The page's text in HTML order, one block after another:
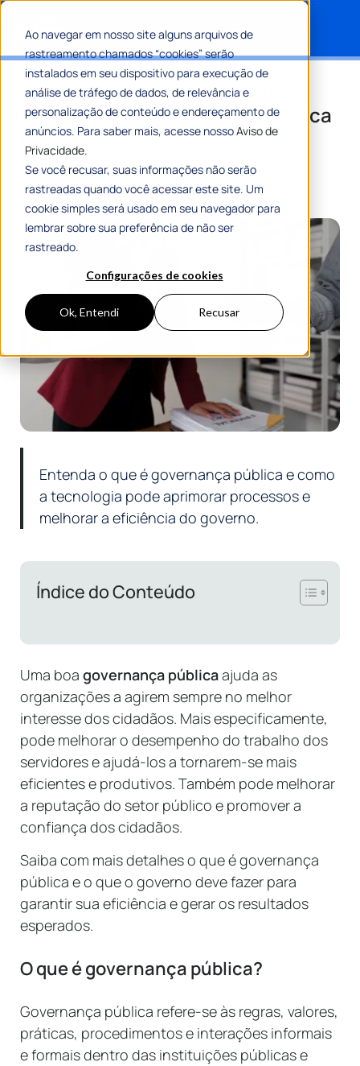
Ao navegar em nosso site alguns arquivos de
rastreamento chamados “cookies” serão
instalados em seu dispositivo para execução de
análise de tráfego de dados, de relevância e
personalização de conteúdo e endereçamento de
anúncios. Para saber mais, acesse nossoAviso de
Privacidade.
Se você recusar, suas informações não serão
rastreadas quando você acessar este site. Um
cookie simples será usado em seu navegador para
lembrar sobre sua preferência de não ser
rastreado.
Configurações de cookies
Ok, Entendi Recusar
Conheça as estratégias para
alcançar uma governança pública
eficaz!
Por Flávia Resende
08 Setembro 2023
8 Min De Leitura
Entenda o que é governança pública e como
a tecnologia pode aprimorar processos e
melhorar a eficiência do governo.
Índice do Conteúdo
Uma boa governança públicaajuda as
organizações a agirem sempre no melhor
interesse dos cidadãos. Mais especificamente,
pode melhorar o desempenho do trabalho dos
servidores e ajudá-los a tornarem-se mais
eficientes e produtivos. Também pode melhorar
a reputação do setor público e promover a
confiança dos cidadãos.
Saiba com mais detalhes o que é governança
pública e o que o governo deve fazer para
garantir sua eficiência e gerar os resultados
esperados.
O que é governança pública?
Governança pública refere-se às regras, valores,
práticas, procedimentos e interações informais
e formais dentro das instituições públicas e